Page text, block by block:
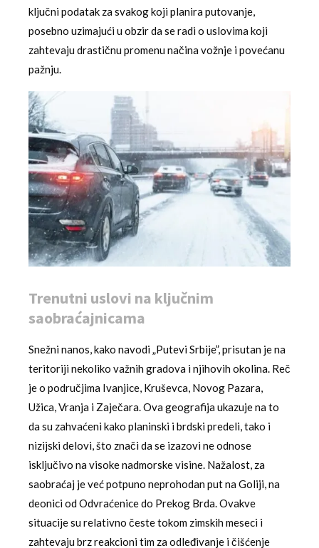
ključni podatak za svakog koji planira putovanje,
posebno uzimajući u obzir da se radi o uslovima koji
zahtevaju drastičnu promenu načina vožnje i povećanu
pažnju.
Trenutni uslovi na ključnim
saobraćajnicama
Snežni nanos, kako navodi „Putevi Srbije”, prisutan je na
teritoriji nekoliko važnih gradova i njihovih okolina. Reč
je o područjima Ivanjice, Kruševca, Novog Pazara,
Užica, Vranja i Zaječara. Ova geografija ukazuje na to
da su zahvaćeni kako planinski i brdski predeli, tako i
nizijski delovi, što znači da se izazovi ne odnose
isključivo na visoke nadmorske visine. Nažalost, za
saobraćaj je već potpuno neprohodan put na Goliji, na
deonici od Odvraćenice do Prekog Brda. Ovakve
situacije su relativno česte tokom zimskih meseci i
zahtevaju brz reakcioni tim za odleđivanje i čišćenje